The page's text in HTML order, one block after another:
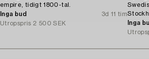
empire, tidigt 1800-tal.
Inga bud
3d 11 tim
Utropspris 2 500 SEK
Inga